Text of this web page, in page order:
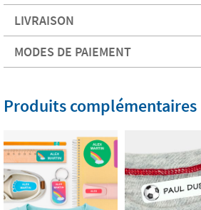
LIVRAISON
MODES DE PAIEMENT
Produits complémentaires